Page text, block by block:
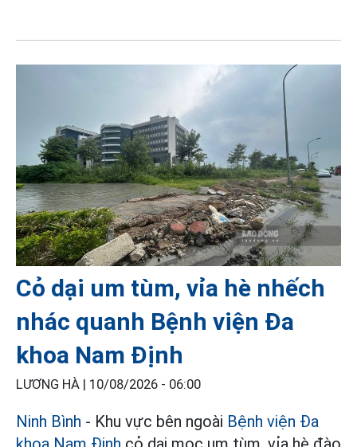
Cỏ dại um tùm, vỉa hè nhếch
nhác quanh Bệnh viện Đa
khoa Nam Định
LƯƠNG HÀ | 10/08/2026 - 06:00
Ninh Bình - Khu vực bên ngoài Bệnh viện Đa